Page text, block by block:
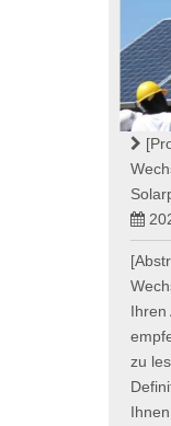
Ihren
zu